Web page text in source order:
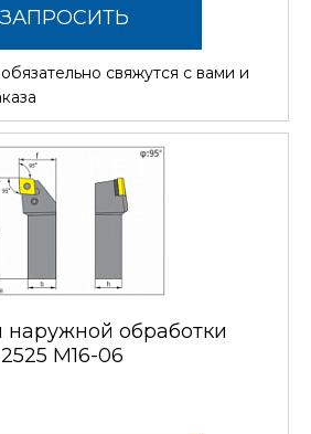
ЗАПРОСИТЬ
СТОИМОСТЬсвяжутся с вами и
обработки
M16-06